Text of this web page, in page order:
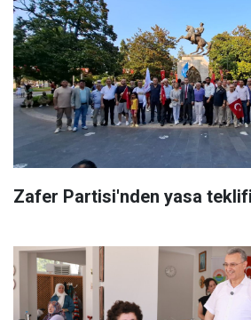
Zafer Partisi'nden yasa